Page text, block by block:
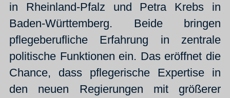
in Rheinland-Pfalz und Petra Krebs in
Baden-Württemberg. Beide bringen
pflegeberufliche Erfahrung in zentrale
politische Funktionen ein. Das eröffnet die
Chance, dass pflegerische Expertise in
den neuen Regierungen mit größerer